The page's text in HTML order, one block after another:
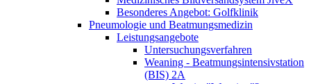
Besonderes Angebot: Golfklinik
Pneumologie und Beatmungsmedizin
Leistungsangebote
Untersuchungsverfahren
Weaning - Beatmungsintensivstation
(BIS) 2A